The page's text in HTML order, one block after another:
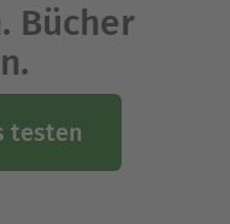
Bücher
testen